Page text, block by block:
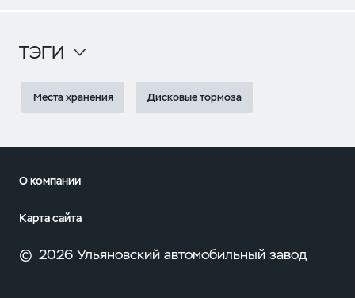
ТЭГИ
Места хранения Дисковые тормоза
О компании
Карта сайта
© 2026 Ульяновский автомобильный завод